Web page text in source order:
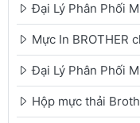
Đại Lý Phân Phối
Mực In BROTHER
Đại Lý Phân Phối
Hộp mực thải